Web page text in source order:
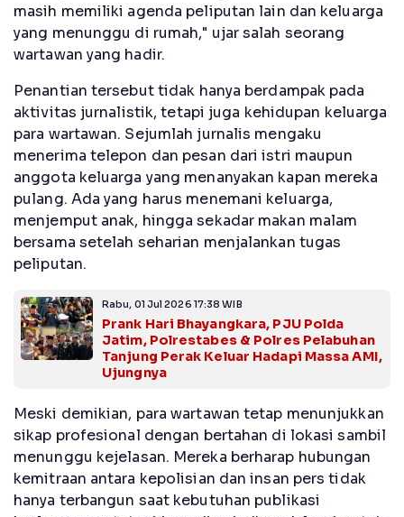
masih memiliki agenda peliputan lain dan keluarga
yang menunggu di rumah," ujar salah seorang
wartawan yang hadir.
Penantian tersebut tidak hanya berdampak pada
aktivitas jurnalistik, tetapi juga kehidupan keluarga
para wartawan. Sejumlah jurnalis mengaku
menerima telepon dan pesan dari istri maupun
anggota keluarga yang menanyakan kapan mereka
pulang. Ada yang harus menemani keluarga,
menjemput anak, hingga sekadar makan malam
bersama setelah seharian menjalankan tugas
peliputan.
Rabu, 01 Jul 2026 17:38 WIB
Prank Hari Bhayangkara, PJU Polda
Jatim, Polrestabes & Polres Pelabuhan
Tanjung Perak Keluar Hadapi Massa AMI,
Ujungnya
Meski demikian, para wartawan tetap menunjukkan
sikap profesional dengan bertahan di lokasi sambil
menunggu kejelasan. Mereka berharap hubungan
kemitraan antara kepolisian dan insan pers tidak
hanya terbangun saat kebutuhan publikasi